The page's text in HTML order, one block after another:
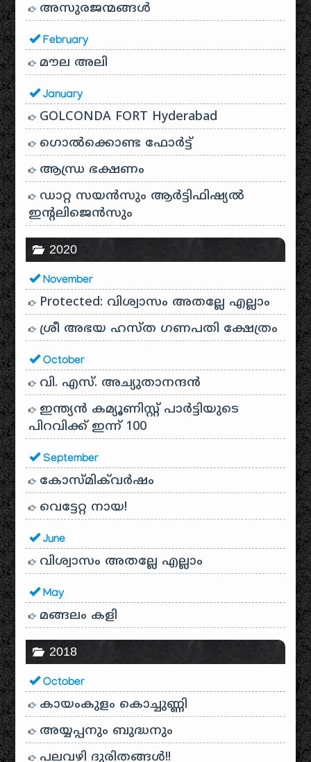
അസുരജന്മങ്ങൾ
February
മൗല അലി
January
GOLCONDA FORT Hyderabad
ഗൊൽക്കൊണ്ട ഫോർട്ട്
ആന്ധ്ര ഭക്ഷണം
ഡാറ്റ സയൻസും ആർട്ടിഫിഷ്യൽ
ഇൻ്റലിജെൻസും
2020
November
Protected: വിശ്വാസം അതല്ലേ എല്ലാം
ശ്രീ അഭയ ഹസ്ത ഗണപതി ക്ഷേത്രം
October
വി. എസ്. അച്യുതാനന്ദൻ
ഇന്ത്യൻ കമ്യൂണിസ്റ്റ് പാർട്ടിയുടെ
പിറവിക്ക് ഇന്ന് 100
September
കോസ്മിക്‌വർഷം
വെട്ടേറ്റ നായ!
June
വിശ്വാസം അതല്ലേ എല്ലാം
May
മങ്ങലം കളി
2018
October
കായം‌കുളം കൊച്ചുണ്ണി
അയ്യപ്പനും ബുദ്ധനും
പലവഴി ദുരിതങ്ങൾ!!